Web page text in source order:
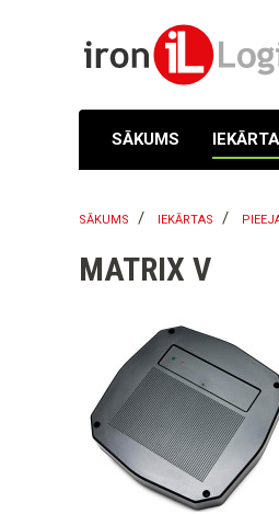
SĀKUMS
SĀKUMS IEKĀRTAS
MATRIX V